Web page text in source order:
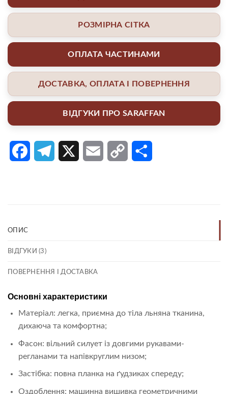
РОЗМІРНА СІТКА
ОПЛАТА ЧАСТИНАМИ
ДОСТАВКА, ОПЛАТА І ПОВЕРНЕННЯ
ВІДГУКИ ПРО SARAFFAN
FacebookTelegram Email Copy
ОПИС
ВІДГУКИ (3)
ПОВЕРНЕННЯ І ДОСТАВКА
Основні характеристики
Матеріал: легка, приємна до тіла льняна тканина,
дихаюча та комфортна;
Фасон: вільний силует із довгими рукавами-
регланами та напівкруглим низом;
Застібка: повна планка на ґудзиках спереду;
Оздоблення: машинна вишивка геометричними